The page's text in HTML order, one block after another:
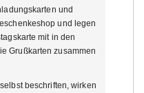
und
und legen
mit in den
Grußkarten zusammen
beschriften, wirken